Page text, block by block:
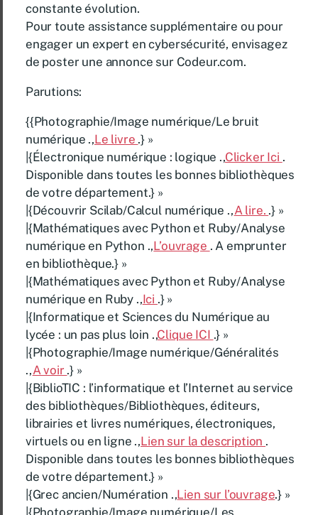
constante évolution.
Pour toute assistance supplémentaire ou pour
engager un expert en cybersécurité, envisagez
de poster une annonce sur Codeur.com.
Parutions:
{{Photographie/Image numérique/Le bruit
numérique .,Le livre .} »
|{Électronique numérique : logique .,Clicker Ici .
Disponible dans toutes les bonnes bibliothèques
de votre département.} »
|{Découvrir Scilab/Calcul numérique .,A lire. .} »
|{Mathématiques avec Python et Ruby/Analyse
numérique en Python .,L’ouvrage . A emprunter
en bibliothèque.} »
|{Mathématiques avec Python et Ruby/Analyse
numérique en Ruby .,Ici .} »
|{Informatique et Sciences du Numérique au
lycée : un pas plus loin .,Clique ICI .} »
|{Photographie/Image numérique/Généralités
.,A voir .} »
|{BiblioTIC : l’informatique et l’Internet au service
des bibliothèques/Bibliothèques, éditeurs,
librairies et livres numériques, électroniques,
virtuels ou en ligne .,Lien sur la description .
Disponible dans toutes les bonnes bibliothèques
de votre département.} »
|{Grec ancien/Numération .,Lien sur l’ouvrage.} »
|{Photographie/Image numérique/Les